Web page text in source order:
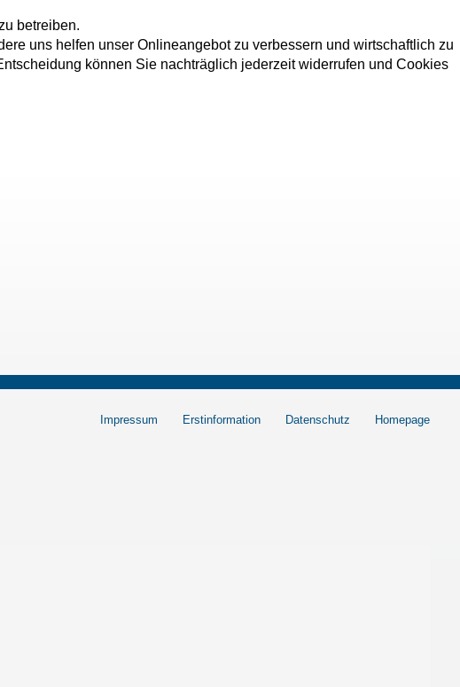
betreiben.
uns helfen unser Onlineangebot zu verbessern und wirtschaftlich zu
können Sie nachträglich jederzeit widerrufen und Cookies
Impressum Erstinformation Datenschutz Homepage